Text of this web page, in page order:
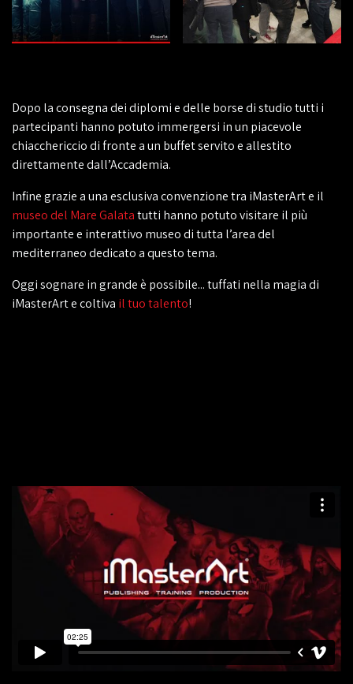
Dopo la consegna dei diplomi e delle borse di studio tutti i
partecipanti hanno potuto immergersi in un piacevole
chiacchericcio di fronte a un buffet servito e allestito
direttamente dall’Accademia.
Infine grazie a una esclusiva convenzione tra iMasterArt e il
museo del Mare Galatatutti hanno potuto visitare il più
importante e interattivo museo di tutta l’area del
mediterraneo dedicato a questo tema.
Oggi sognare in grande è possibile... tuffati nella magia di
iMasterArt e coltiva il tuo talento!